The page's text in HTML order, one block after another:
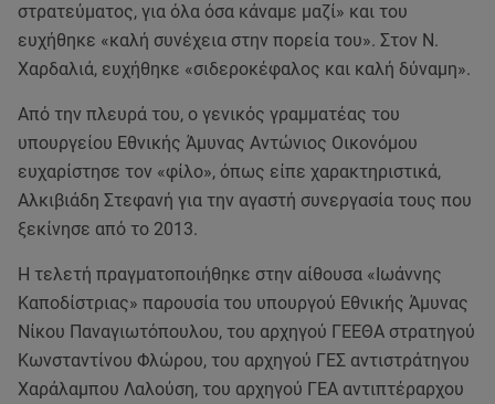
στρατεύματος, για όλα όσα κάναμε μαζί» και του
ευχήθηκε «καλή συνέχεια στην πορεία του». Στον Ν.
Χαρδαλιά, ευχήθηκε «σιδεροκέφαλος και καλή δύναμη».
Από την πλευρά του, ο γενικός γραμματέας του
υπουργείου Εθνικής Άμυνας Αντώνιος Οικονόμου
ευχαρίστησε τον «φίλο», όπως είπε χαρακτηριστικά,
Αλκιβιάδη Στεφανή για την αγαστή συνεργασία τους που
ξεκίνησε από το 2013.
Η τελετή πραγματοποιήθηκε στην αίθουσα «Ιωάννης
Καποδίστριας» παρουσία του υπουργού Εθνικής Άμυνας
Νίκου Παναγιωτόπουλου, του αρχηγού ΓΕΕΘΑ στρατηγού
Κωνσταντίνου Φλώρου, του αρχηγού ΓΕΣ αντιστράτηγου
Χαράλαμπου Λαλούση, του αρχηγού ΓΕΑ αντιπτέραρχου